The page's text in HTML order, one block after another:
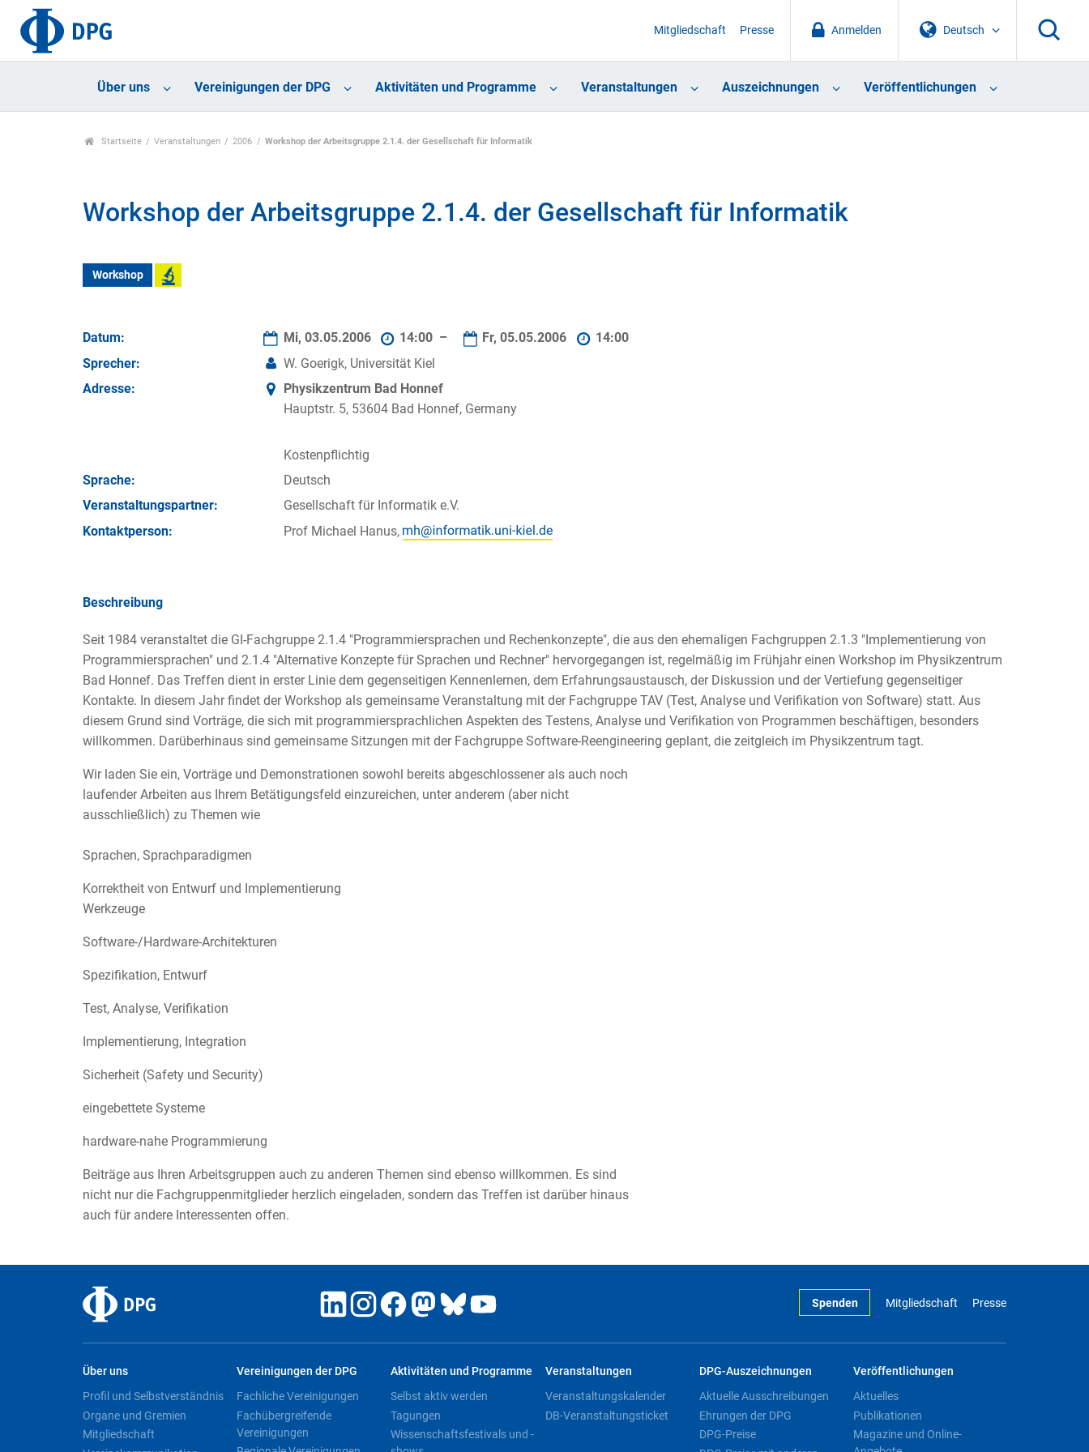
Deutsch
Anmelden
Mitgliedschaft Presse
Über uns Vereinigungen der DPG Aktivitäten und Programme Veranstaltungen Auszeichnungen Veröffentlichungen
Startseite Veranstaltungen 2006 Workshop der Arbeitsgruppe 2.1.4. der Gesellschaft für Informatik
Workshop der Arbeitsgruppe 2.1.4. der Gesellschaft für Informatik
Workshop
Datum: Mi, 03.05.2006 14:00 – Fr, 05.05.2006
14:00
Sprecher:
W. Goerigk, Universität Kiel
Adresse:
Physikzentrum Bad Honnef
Hauptstr. 5, 53604 Bad Honnef, Germany
Kostenpflichtig
Sprache:
Deutsch
Veran­staltungs­partner:
Gesellschaft für Informatik e.V.
Kontakt­person:
Prof Michael Hanus,
Beschreibung
Seit 1984 veranstaltet die GI-Fachgruppe 2.1.4 "Programmiersprachen und Rechenkonzepte", die aus den ehemaligen Fachgruppen 2.1.3 "Implementierung von
Programmiersprachen" und 2.1.4 "Alternative Konzepte für Sprachen und Rechner" hervorgegangen ist, regelmäßig im Frühjahr einen Workshop im Physikzentrum
Bad Honnef. Das Treffen dient in erster Linie dem gegenseitigen Kennenlernen, dem Erfahrungsaustausch, der Diskussion und der Vertiefung gegenseitiger
Kontakte. In diesem Jahr findet der Workshop als gemeinsame Veranstaltung mit der Fachgruppe TAV (Test, Analyse und Verifikation von Software) statt. Aus
diesem Grund sind Vorträge, die sich mit programmiersprachlichen Aspekten des Testens, Analyse und Verifikation von Programmen beschäftigen, besonders
willkommen. Darüberhinaus sind gemeinsame Sitzungen mit der Fachgruppe Software-Reengineering geplant, die zeitgleich im Physikzentrum tagt.
Wir laden Sie ein, Vorträge und Demonstrationen sowohl bereits abgeschlossener als auch noch
laufender Arbeiten aus Ihrem Betätigungsfeld einzureichen, unter anderem (aber nicht
ausschließlich) zu Themen wie
Sprachen, Sprachparadigmen
Korrektheit von Entwurf und Implementierung
Werkzeuge
Software-/Hardware-Architekturen
Spezifikation, Entwurf
Test, Analyse, Verifikation
Implementierung, Integration
Sicherheit (Safety und Security)
eingebettete Systeme
hardware-nahe Programmierung
Beiträge aus Ihren Arbeitsgruppen auch zu anderen Themen sind ebenso willkommen. Es sind
nicht nur die Fachgruppenmitglieder herzlich eingeladen, sondern das Treffen ist darüber hinaus
auch für andere Interessenten offen.
Spenden Mitgliedschaft Presse
Über uns
Profil und Selbstverständnis
Organe und Gremien
Mitgliedschaft
Vereinigungen der DPG
Fachliche Vereinigungen
Fachübergreifende
Vereinigungen
Aktivitäten und Programme
Selbst aktiv werden
Tagungen
Wissenschaftsfestivals und -
Veranstaltungen
Veranstaltungskalender
DB-Veranstaltungsticket
DPG-Auszeichnungen
Aktuelle Ausschreibungen
Ehrungen der DPG
DPG-Preise
Veröffentlichungen
Aktuelles
Publikationen
Magazine und Online-